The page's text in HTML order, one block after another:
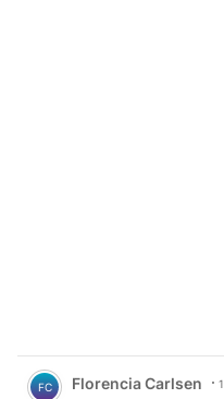
Comentario de Florencia
FC Florencia Carlsen